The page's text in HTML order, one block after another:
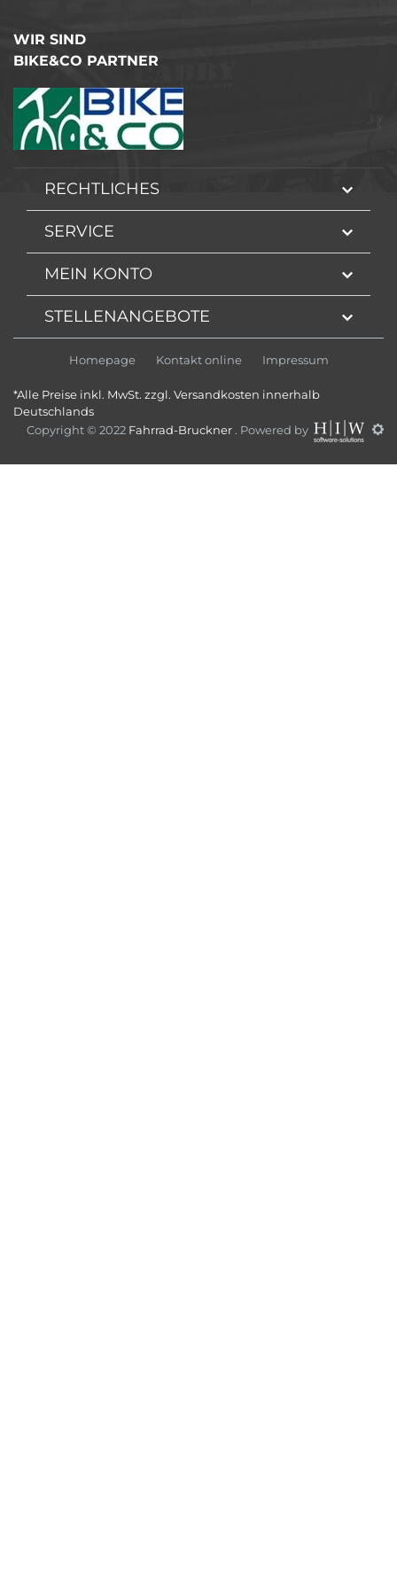
WIR SIND
BIKE&CO PARTNER
RECHTLICHES
SERVICE
MEIN KONTO
STELLENANGEBOTE
Homepage Kontakt online Impressum
*Alle Preise inkl. MwSt. zzgl. Versandkosten innerhalb
Deutschlands
Copyright © 2022 Fahrrad-Bruckner . Powered by